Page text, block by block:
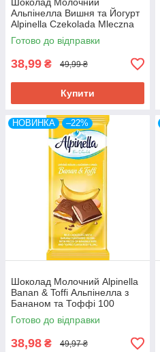
Альпінелла Вишня та Йогурт
Alpinella Czekolada Mleczna
Wisnia & Jogurt 100 г Польща
Готово до відправки
38,99 ₴ 49,99 ₴
Купити
НОВИНКА –22%
Шоколад Молочний Alpinella
Banan & Toffi Альпінелла з
Бананом та Тоффі 100
г Польща
Готово до відправки
38,98 ₴ 49,97 ₴